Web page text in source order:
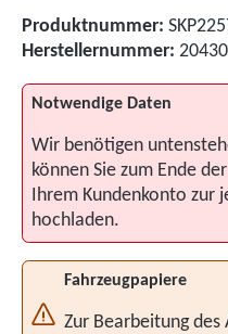
Produktnummer:
Herstellernummer:
Notwendige Daten
Wir benötigen
können Sie zum Ende
Ihrem Kundenkonto zur
hochladen.
Fahrzeugpapiere
Zur Bearbeitung